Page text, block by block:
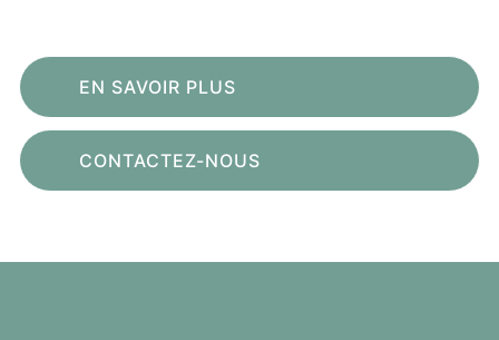
EN SAVOIR PLUS
CONTACTEZ-NOUS